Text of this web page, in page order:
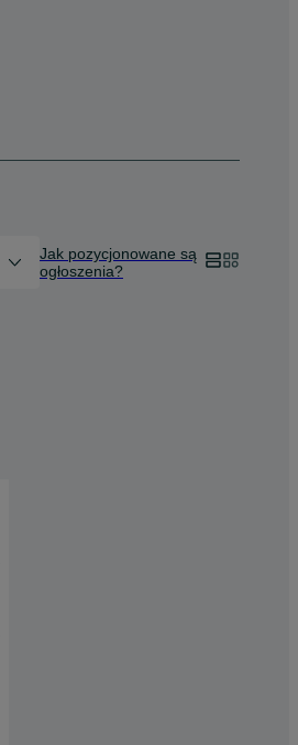
Jak pozycjonowane są
ogłoszenia?